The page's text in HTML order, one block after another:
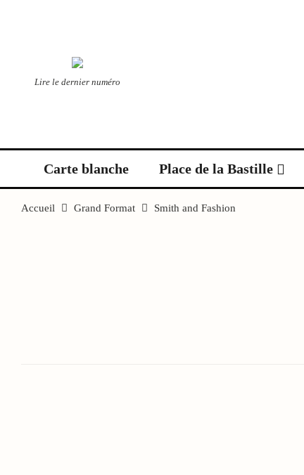
Lire le dernier numéro
Carte blanche Place de la Bastille
Accueil Grand Format Smith and Fashion